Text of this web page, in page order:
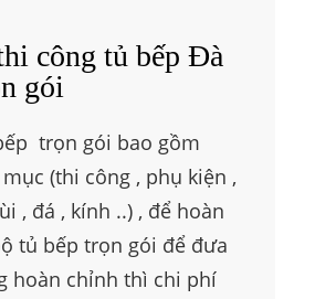
công tủ bếp Đà
gói
trọn gói bao gồm
(thi công , phụ kiện ,
, đá , kính ..) , để hoàn
tủ bếp trọn gói để đưa
hoàn chỉnh thì chi phí